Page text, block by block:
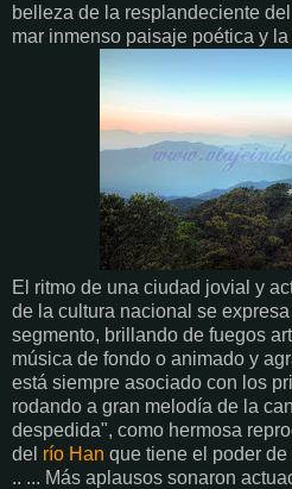
belleza de la resplandeciente
mar inmenso paisaje poética y
El ritmo de una ciudad jovial y
de la cultura nacional se
segmento, brillando de fuegos
música de fondo o animado y
está siempre asociado con los
rodando a gran melodía de la
despedida", como hermosa
del río Han que tiene el poder
.. ... Más aplausos sonaron